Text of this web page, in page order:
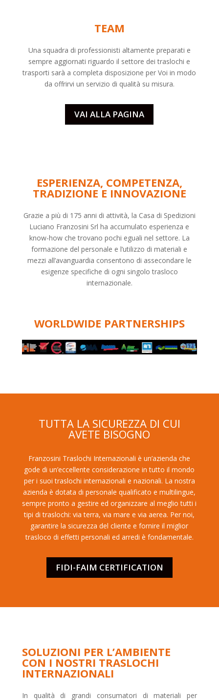
TEAM
Una squadra di professionisti altamente preparati e
sempre aggiornati riguardo il settore deitraslochi e
trasporti sarà a completa disposizione per Voi in modo
da offrirvi un servizio di qualità su misura.
VAI ALLA PAGINA
ESPERIENZA, COMPETENZA,
TRADIZIONE E INNOVAZIONE
Grazie a più di 175 anni di attività, la Casa di Spedizioni
Luciano Franzosini Srl ha accumulato esperienza e
know-how che trovano pochi eguali nel settore. La
formazione del personale e l’utilizzo di materiali e
mezzi all’avanguardia consentono di assecondare le
esigenze specifiche di ogni singolo trasloco
internazionale.
WORLDWIDE PARTNERSHIPS
TUTTA LA SICUREZZA DI CUI
AVETE BISOGNO
Franzosini Traslochi Internazionali è un’azienda che
gode di un’eccellente considerazione in tutto il mondo
per i suoi traslochi internazionali e nazionali. La nostra
azienda è dotata di personale qualificato e multilingue,
sempre pronto a gestire ed organizzare al meglio tutti i
tipi di traslochi: via terra, via mare e via aerea. Per noi,
garantire la sicurezza del cliente e fornire il miglior
trasloco di effetti personali ed arredi è fondamentale.
FIDI-FAIM CERTIFICATION
SOLUZIONI PER L’AMBIENTE
CON I NOSTRI TRASLOCHI
INTERNAZIONALI
In qualità di grandi consumatori di materiali per